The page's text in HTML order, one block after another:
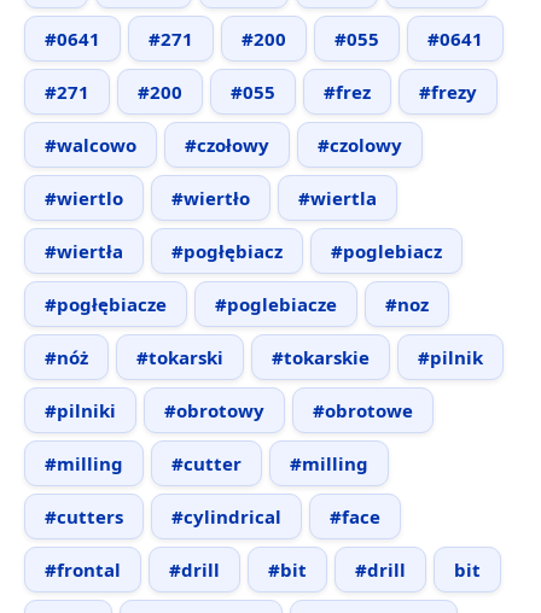
#0641 #271 #200 #055 #0641
#271 #200 #055 #frez #frezy
#walcowo #czołowy #czolowy
#wiertlo #wiertło #wiertla
#wiertła #pogłębiacz #poglebiacz
#pogłębiacze #poglebiacze #noz
#nóż #tokarski #tokarskie #pilnik
#pilniki #obrotowy #obrotowe
#milling #cutter #milling
#cutters #cylindrical #face
#frontal #drill #bit #drill bit